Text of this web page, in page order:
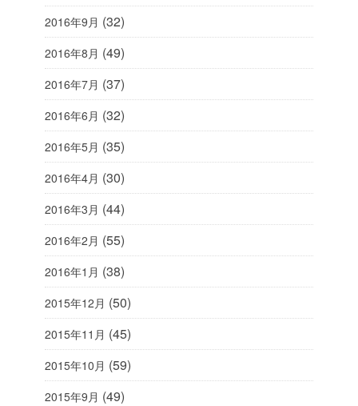
2016年9月 (32)
2016年8月 (49)
2016年7月 (37)
2016年6月 (32)
2016年5月 (35)
2016年4月 (30)
2016年3月 (44)
2016年2月 (55)
2016年1月 (38)
2015年12月 (50)
2015年11月 (45)
2015年10月 (59)
2015年9月 (49)